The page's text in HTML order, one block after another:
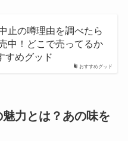
おすすめグッド
止の噂理由を調べたら
中！どこで売ってるか
すめグッド
力とは？あの味を